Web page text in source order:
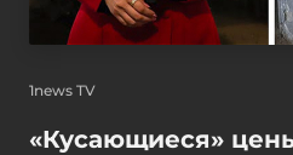
1news TV
«Кусающиеся»